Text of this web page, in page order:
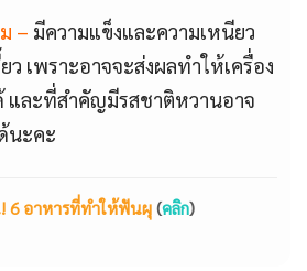
– มีความแข็งและความเหนียว
ว เพราะอาจจะส่งผลทำให้เครื่อง
ละที่สำคัญมีรสชาติหวานอาจ
นะคะ
! 6 อาหารที่ทำให้ฟันผุ (คลิก)